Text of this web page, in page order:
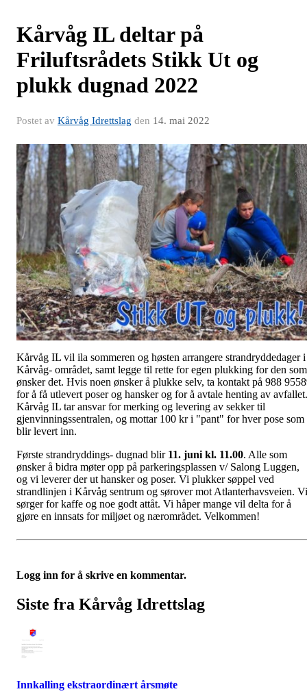
Kårvåg IL deltar på
Friluftsrådets Stikk Ut og
plukk dugnad 2022
Postet av Kårvåg Idrettslag den 14. mai 2022
Kårvåg IL vil ila sommeren og høsten arrangere strandryddedager i
Kårvåg- området, samt legge til rette for egen plukking for den som
ønsker det. Hvis noen ønsker å plukke selv, ta kontakt på 988
for å få utlevert poser og hansker og for å avtale henting av avfallet.
Kårvåg IL tar ansvar for merking og levering av sekker til
gjenvinningssentralen, og mottar 100 kr i "pant" for hver pose som
blir levert inn.
Første strandryddings- dugnad blir 11. juni kl. 11.00. Alle som
ønsker å bidra møter opp på parkeringsplassen v/ Salong Luggen,
og vi leverer der ut hansker og poser. Vi plukker søppel ved
strandlinjen i Kårvåg sentrum og sørover mot Atlanterhavsveien. Vi
sørger for kaffe og noe godt attåt. Vi håper mange vil delta for å
gjøre en innsats for miljøet og nærområdet. Velkommen!
Logg inn for å skrive en kommentar.
Siste fra Kårvåg Idrettslag
Innkalling ekstraordinært årsmøte